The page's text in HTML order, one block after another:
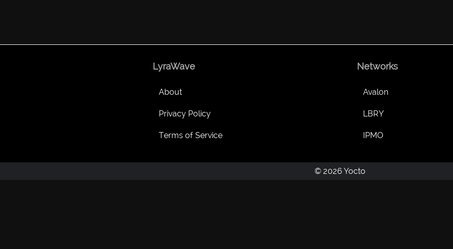
LyraWave
About
Privacy Policy
Terms of Service
Networks
Avalon
LBRY
IPMO
© 2026 Yocto